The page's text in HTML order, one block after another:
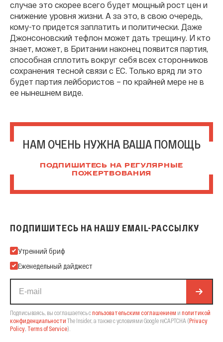
случае это скорее всего будет мощный рост цен и
снижение уровня жизни. А за это, в свою очередь,
кому-то придется заплатить и политически. Даже
Джонсоновский тефлон может дать трещину. И кто
знает, может, в Британии наконец появится партия,
способная сплотить вокруг себя всех сторонников
сохранения тесной связи с ЕС. Только вряд ли это
будет партия лейбористов – по крайней мере не в
ее нынешнем виде.
НАМ ОЧЕНЬ НУЖНА ВАША ПОМОЩЬ
ПОДПИШИТЕСЬ НА РЕГУЛЯРНЫЕ
ПОЖЕРТВОВАНИЯ
ПОДПИШИТЕСЬ НА НАШУ EMAIL-РАССЫЛКУ
Подпишитесь на нашу Email-рассылку
Утренний бриф
Еженедельный дайджест
Подписываясь, вы соглашаетесь спользовательским соглашением и политикой
конфиденциальности The Insider, а также с условиями Google reCAPTCHA (Privacy
Policy, Terms of Service).